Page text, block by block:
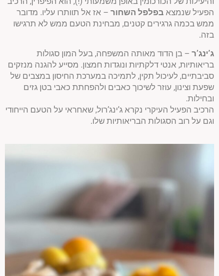
הפעיל שנמצא בפלפל השחור – אז אל תוותרו עליו. מדובר
ממש בכמה גרגירים קטנים, מבחינת הטעם ממש לא תרגישו
בזה.
ג’ינג’ר – בן הדוד מאותה המשפחה, בעל המון סגולות
בריאותיות, אנטי דלקתיות ונוגדות חמצון. מסייע להגנה מנזקים
סביבתיים, לעיכול תקין, לתמיכה במערכת החיסון במצבים של
שפעת וצינון, עוזר לשיכוך כאבים ולהפחתת כאבי בטן גזים
ובחילות.
הרכיב הפעיל העיקרי נקרא ג’ינג’רול, שאחראי על הטעם הייחודי
וגם על רוב הסגולות הבריאותיות שלו.